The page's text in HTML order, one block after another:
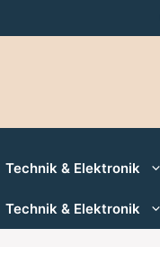
Technik & Elektronik
Technik & Elektronik